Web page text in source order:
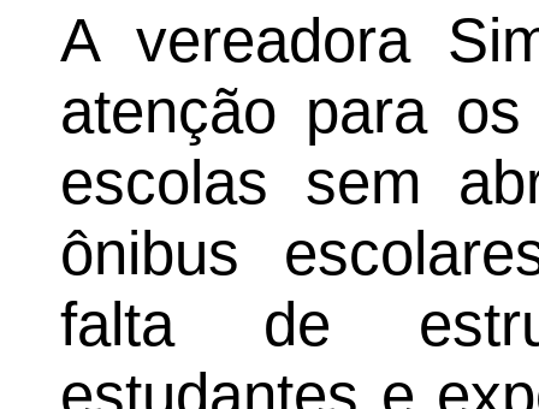
A vereadora
atenção para
escolas sem
ônibus
falta de
estudantes e